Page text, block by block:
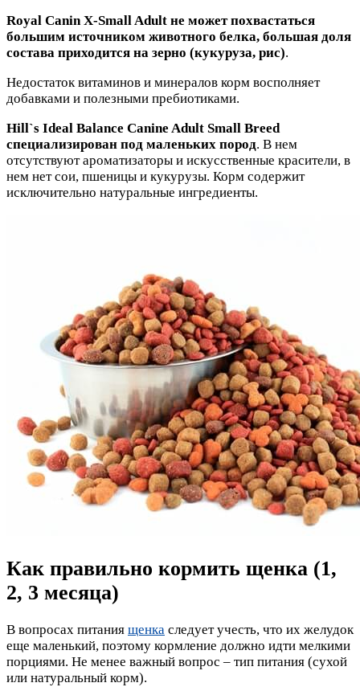
Royal Canin X-Small Adult не может похвастаться
большим источником животного белка, большая доля
состава приходится на зерно (кукуруза, рис).
Недостаток витаминов и минералов корм восполняет
добавками и полезными пребиотиками.
Hill`s Ideal Balance Canine Adult Small Breed
специализирован под маленьких пород. В нем
отсутствуют ароматизаторы и искусственные красители, в
нем нет сои, пшеницы и кукурузы. Корм содержит
исключительно натуральные ингредиенты.
Как правильно кормить щенка (1,
2, 3 месяца)
В вопросах питания щенка следует учесть, что их желудок
еще маленький, поэтому кормление должно идти мелкими
порциями. Не менее важный вопрос – тип питания (сухой
или натуральный корм).